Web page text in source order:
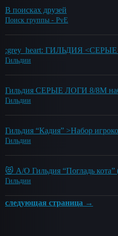
В поисках друзей
Поиск группы - PvE
:grey_heart: ГИЛЬДИЯ
Гильдии
Гильдия СЕРЫЕ ЛОГИ 8/8М
Гильдии
Гильдия “Кадия” >Набор
Гильдии
😻 А/О Гильдия “Погладь
Гильдии
следующая страница →